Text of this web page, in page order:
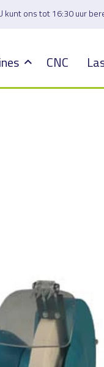
kunt ons tot 16:30 uur
CNC